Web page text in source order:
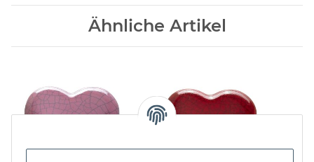
Ähnliche Artikel